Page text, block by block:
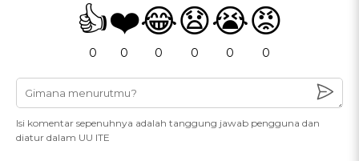
👍
0
❤️
0
😂
0
😧
0
😭
0
😡
0
Isi komentar sepenuhnya adalah tanggung jawab pengguna dan
diatur dalam UU ITE